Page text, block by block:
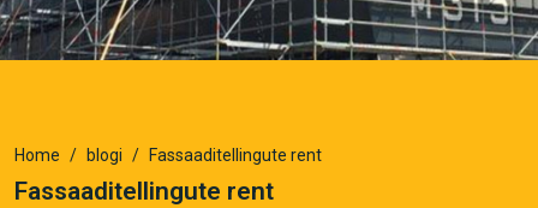
Home blogi Fassaaditellingute rent
Fassaaditellingute rent